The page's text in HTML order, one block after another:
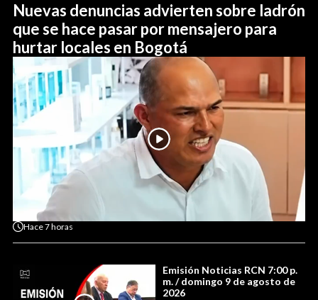
Nuevas denuncias advierten sobre ladrón
que se hace pasar por mensajero para
hurtar locales en Bogotá
Hace7 horas
Emisión Noticias RCN 7:00 p.
m. / domingo 9 de agosto de
2026